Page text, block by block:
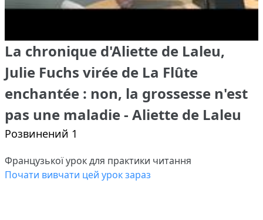
La chronique d'Aliette de Laleu,
Julie Fuchs virée de La Flûte
enchantée : non, la grossesse n'est
pas une maladie - Aliette de Laleu
Розвинений 1
Французької урок для практики читання
Почати вивчати цей урок зараз